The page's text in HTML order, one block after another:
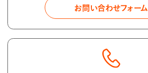
お問い合わせフォーム